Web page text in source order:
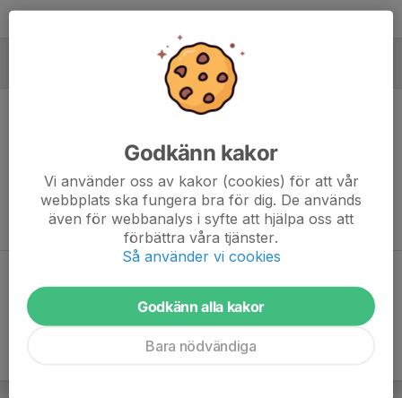
Godkänn kakor
Vi använder oss av kakor (cookies) för att vår
webbplats ska fungera bra för dig. De används
även för webbanalys i syfte att hjälpa oss att
förbättra våra tjänster.
Så använder vi cookies
Godkänn alla kakor
Bara nödvändiga